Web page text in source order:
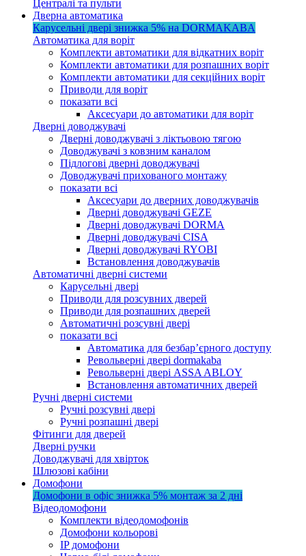
Централі та пульти
Дверна автоматика
Карусельні двері знижка 5% на DORMAKABA
Автоматика для воріт
Комплекти автоматики для відкатних воріт
Комплекти автоматики для розпашних воріт
Комплекти автоматики для секційних воріт
Приводи для воріт
показати всі
Аксесуари до автоматики для воріт
Дверні доводжувачі
Дверні доводжувачі з ліктьовою тягою
Доводжувачі з ковзним каналом
Підлогові дверні доводжувачі
Доводжувачі прихованого монтажу
показати всі
Аксесуари до дверних доводжувачів
Дверні доводжувачі GEZE
Дверні доводжувачі DORMA
Дверні доводжувачі CISA
Дверні доводжувачі RYOBI
Встановлення доводжувачів
Автоматичні дверні системи
Карусельні двері
Приводи для розсувних дверей
Приводи для розпашних дверей
Автоматичні розсувні двері
показати всі
Автоматика для безбар’єрного доступу
Револьверні двері dormakaba
Револьверні двері ASSA ABLOY
Встановлення автоматичних дверей
Ручні дверні системи
Ручні розсувні двері
Ручні розпашні двері
Фітинги для дверей
Дверні ручки
Доводжувачі для хвірток
Шлюзові кабіни
Домофони
Домофони в офіс знижка 5% монтаж за 2 дні
Відеодомофони
Комплекти відеодомофонів
Домофони кольорові
IP домофони